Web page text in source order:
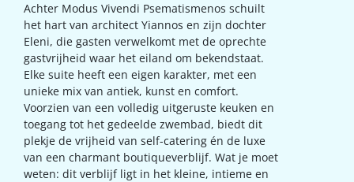
Achter Modus Vivendi Psematismenos schuilt
het hart van architect Yiannos en zijn dochter
Eleni, die gasten verwelkomt met de oprechte
gastvrijheid waar het eiland om bekendstaat.
Elke suite heeft een eigen karakter, met een
unieke mix van antiek, kunst en comfort.
Voorzien van een volledig uitgeruste keuken en
toegang tot het gedeelde zwembad, biedt dit
plekje de vrijheid van self-catering én de luxe
van een charmant boutiqueverblijf. Wat je moet
weten: dit verblijf ligt in het kleine, intieme en